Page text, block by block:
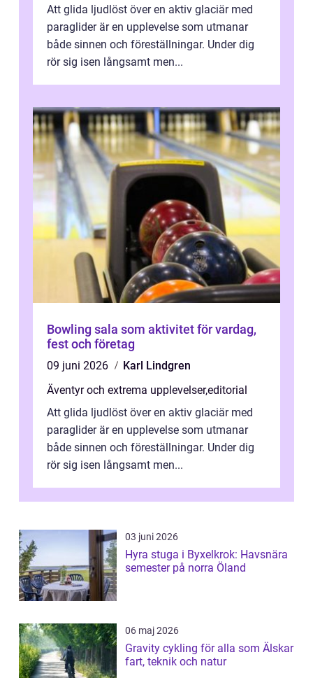
Att glida ljudlöst över en aktiv glaciär med
paraglider är en upplevelse som utmanar
både sinnen och föreställningar. Under dig
rör sig isen långsamt men...
Bowling sala som aktivitet för vardag,
fest och företag
09 juni 2026
Karl Lindgren
Äventyr och extrema upplevelser,editorial
Att glida ljudlöst över en aktiv glaciär med
paraglider är en upplevelse som utmanar
både sinnen och föreställningar. Under dig
rör sig isen långsamt men...
03 juni 2026
Hyra stuga i Byxelkrok: Havsnära
semester på norra Öland
06 maj 2026
Gravity cykling för alla som Älskar
fart, teknik och natur